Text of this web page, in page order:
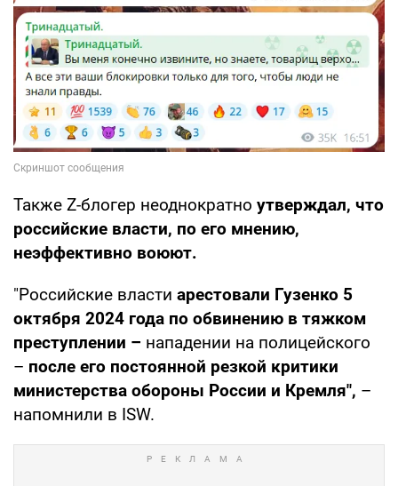
Также Z-блогер неоднократно утверждал, что
российские власти, по его мнению,
неэффективно воюют.
"Российские власти арестовали Гузенко 5
октября 2024 года по обвинению в тяжком
преступлении – нападении на полицейского
– после его постоянной резкой критики
министерства обороны России и Кремля", –
напомнили в ISW.